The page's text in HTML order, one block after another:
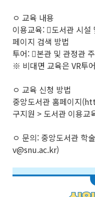
ㅇ 교육 내용
이용교육: 󰋯도서관 시설
페이지 검색 방법
투어: 󰋯본관 및 관정관
※ 비대면 교육은 VR투
ㅇ 교육 신청 방법
중앙도서관 홈페이지
구지원 > 도서관 이용교
ㅇ 문의: 중앙도서관
v@snu.ac.kr)